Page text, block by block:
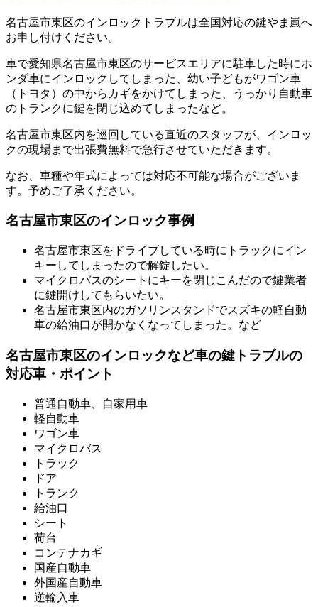
名古屋市東区のインロックトラブルは全国対応の鍵やま嵐へ
お申し付けください。
車で愛知県名古屋市東区のサービスエリアに駐車した時にホ
ンダ車にインロックしてしまった、幼い子どもがワゴン車
（トヨタ）の中からカギをかけてしまった、うっかり自動車
のトランクに鍵を閉じ込めてしまったなど。
名古屋市東区内を巡回している直近のスタッフが、インロッ
クの現場まで出張費無料で急行させていただきます。
なお、車種や年式によっては対応不可能な場合がございま
す。予めご了承ください。
名古屋市東区のインロック事例
名古屋市東区をドライブしている時にトラックにイン
キーしてしまったので解錠したい。
マイクロバスのシートにキーを閉じこんだので鍵業者
に鍵開けしてもらいたい。
名古屋市東区内のガソリンスタンドでスズキの軽自動
車の給油口が開かなくなってしまった。など
名古屋市東区のインロックなど車の鍵トラブルの
対応車・ポイント
普通自動車、自家用車
軽自動車
ワゴン車
マイクロバス
トラック
ドア
トランク
給油口
シート
荷台
コンテナカギ
国産自動車
外国産自動車
逆輸入車